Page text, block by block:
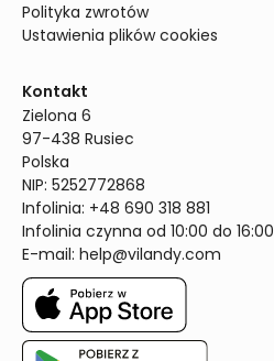
Polityka zwrotów
Ustawienia plików cookies
Kontakt
Zielona 6
97-438 Rusiec
Polska
NIP: 5252772868
Infolinia: +48 690 318 881
Infolinia czynna od 10:00 do 16:00
E-mail: help@vilandy.com